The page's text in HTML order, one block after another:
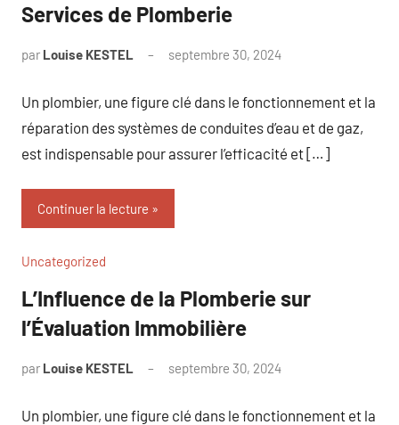
Services de Plomberie
par Louise KESTEL septembre 30, 2024
Un plombier, une figure clé dans le fonctionnement et la
réparation des systèmes de conduites d’eau et de gaz,
est indispensable pour assurer l’efficacité et […]
Continuer la lecture
Uncategorized
L’Influence de la Plomberie sur
l’Évaluation Immobilière
par Louise KESTEL septembre 30, 2024
Un plombier, une figure clé dans le fonctionnement et la